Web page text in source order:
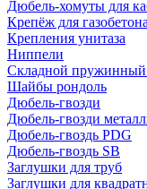
Дюбель-хомуты для
Крепёж для газобетона
Крепления унитаза
Ниппели
Складной
Шайбы рондоль
Дюбель-гвозди
Дюбель-гвозди
Дюбель-гвоздь PDG
Дюбель-гвоздь SB
Заглушки для труб
Заглушки для